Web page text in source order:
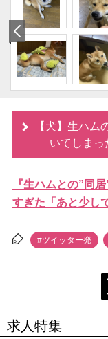
【犬】生ハ
いてしま
『生ハムとの”同
すぎた「あと少し
#ツイッター発
求人特集